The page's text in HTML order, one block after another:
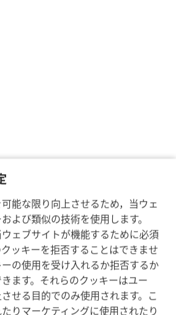
能な限り向上させるため，当ウェ
よび類似の技術を使用します。
ェブサイトが機能するために必須
ッキーを拒否することはできませ
の使用を受け入れるか拒否するか
ます。それらのクッキーはユー
せる目的でのみ使用されます。こ
りマーケティングに使用されたり